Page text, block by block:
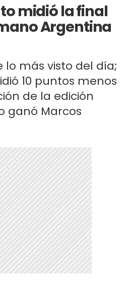
midió la final
Argentina
lo más visto del día;
10 puntos menos
de la edición
ganó Marcos